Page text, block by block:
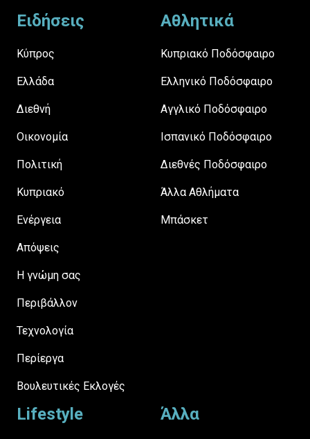
Ειδήσεις
Κύπρος
Ελλάδα
Διεθνή
Οικονομία
Πολιτική
Κυπριακό
Ενέργεια
Απόψεις
H γνώμη σας
Περιβάλλον
Τεχνολογία
Περίεργα
Βουλευτικές Εκλογές
Αθλητικά
Κυπριακό Ποδόσφαιρο
Ελληνικό Ποδόσφαιρο
Αγγλικό Ποδόσφαιρο
Ισπανικό Ποδόσφαιρο
Διεθνές Ποδόσφαιρο
Άλλα Αθλήματα
Μπάσκετ
Lifestyle Άλλα